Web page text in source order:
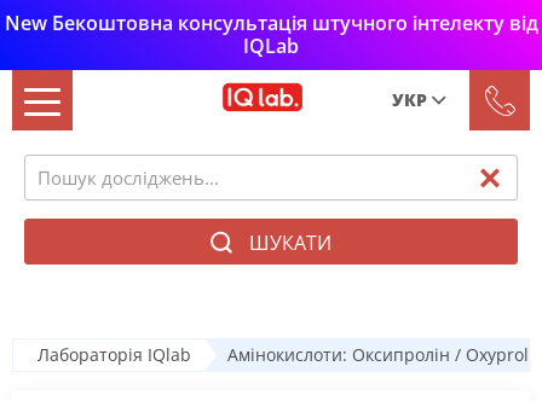
New Бекоштовна консультація штучного інтелекту від
IQLab
УКР
Укр
ШУКАТИ
Лабораторія IQlab Амінокислоти: Оксипролін /